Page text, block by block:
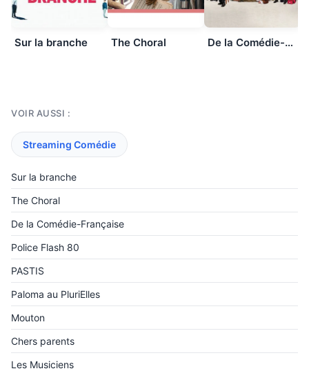
Sur la branche The Choral De la Comédie-Française
VOIR AUSSI :
Streaming Comédie
Sur la branche
The Choral
De la Comédie-Française
Police Flash 80
PASTIS
Paloma au PluriElles
Mouton
Chers parents
Les Musiciens